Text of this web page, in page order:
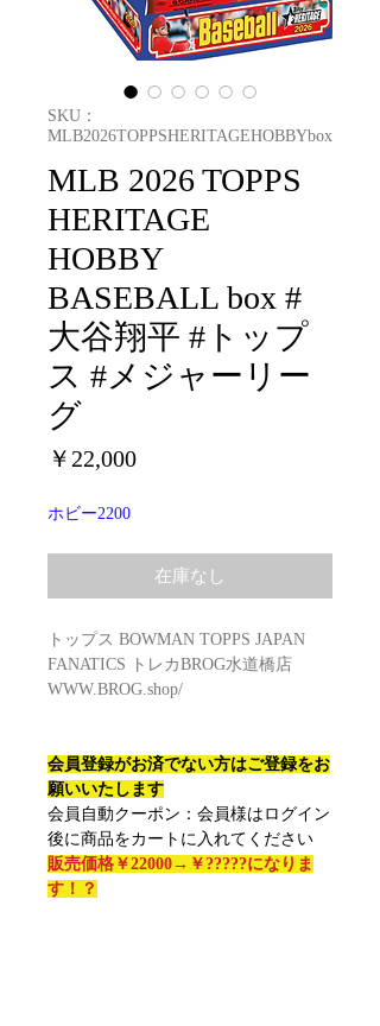
SKU：
MLB2026TOPPSHERITAGEHOBBYbox
MLB 2026 TOPPS
HERITAGE
HOBBY
BASEBALL box #
大谷翔平 #トップ
ス #メジャーリー
グ
￥22,000価
ホビー2200
在庫なし
トップス BOWMAN TOPPS JAPAN
FANATICS トレカBROG水道橋店
WWW.BROG.shop/
会員登録がお済でない方はご登録をお
願いいたします
会員自動クーポン：会員様はログイン
後に商品をカートに入れてください
販売価格￥22000→￥?????になりま
す！？